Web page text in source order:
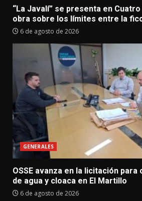
“La Javalí” se presenta en
obra sobre los límites entre la
6 de agosto de 2026
GENERALES
OSSE avanza en la licitación
de agua y cloaca en El Martillo
6 de agosto de 2026